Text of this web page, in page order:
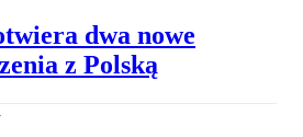
dwa nowe
z Polską